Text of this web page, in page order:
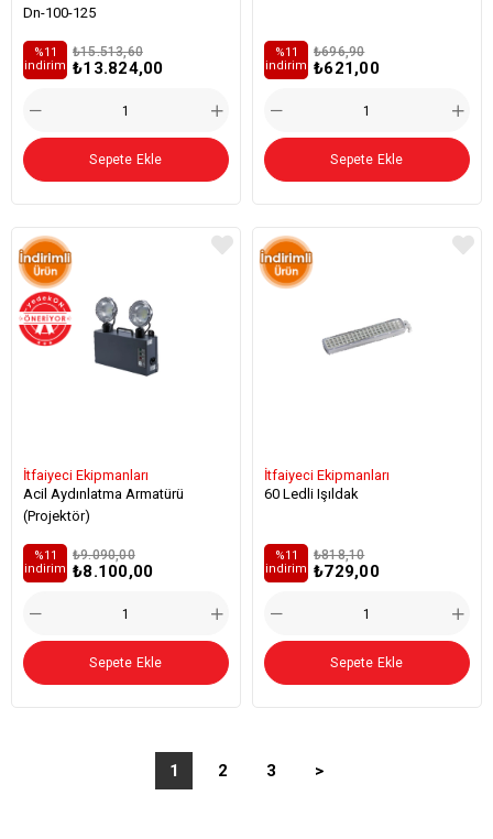
Dn-100-125
₺13.824,00
₺15.513,60
%11
i̇ndirim
Sepete Ekle
₺621,00
₺696,90
%11
i̇ndirim
Sepete Ekle
İtfaiyeci Ekipmanları
Acil Aydınlatma Armatürü
(Projektör)
₺8.100,00
₺9.090,00
%11
i̇ndirim
Sepete Ekle
İtfaiyeci Ekipmanları
60 Ledli Işıldak
₺729,00
₺818,10
%11
i̇ndirim
Sepete Ekle
1 2 3 >